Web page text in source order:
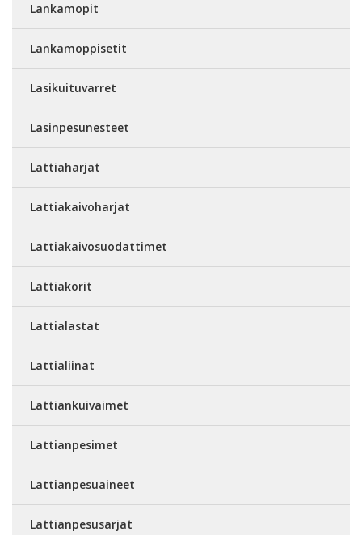
Lankamopit
Lankamoppisetit
Lasikuituvarret
Lasinpesunesteet
Lattiaharjat
Lattiakaivoharjat
Lattiakaivosuodattimet
Lattiakorit
Lattialastat
Lattialiinat
Lattiankuivaimet
Lattianpesimet
Lattianpesuaineet
Lattianpesusarjat